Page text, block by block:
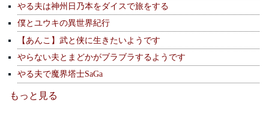
やる夫は神州日乃本をダイスで旅をする
僕とユウキの異世界紀行
【あんこ】武と侠に生きたいようです
やらない夫とまどかがブラブラするようです
やる夫で魔界塔士SaGa
もっと見る